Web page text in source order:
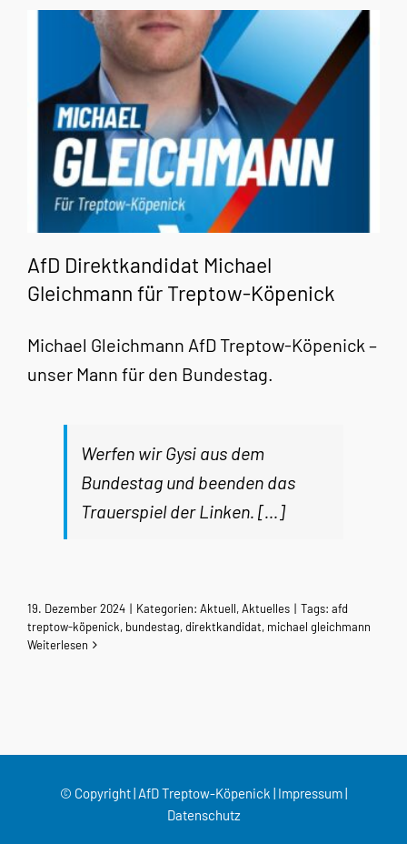
AfD Direktkandidat Michael
Gleichmann für Treptow-Köpenick
Michael Gleichmann AfD Treptow-Köpenick –
unser Mann für den Bundestag.
Werfen wir Gysi aus dem
Bundestag und beenden das
Trauerspiel der Linken. […]
19. Dezember 2024 | Kategorien: Aktuell,Aktuelles | Tags: afd
treptow-köpenick, bundestag,direktkandidat, michael gleichmann
Weiterlesen
© Copyright | AfD Treptow-Köpenick | Impressum|
Datenschutz